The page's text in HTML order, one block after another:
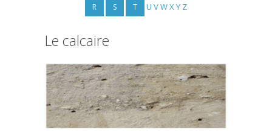
R S T U VWXY Z
Le calcaire